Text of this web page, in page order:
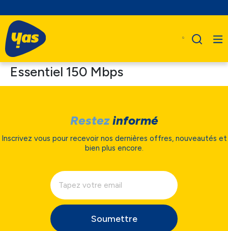
Essentiel 150 Mbps
Restezinformé
Inscrivez vous pour recevoir nos dernières offres, nouveautés et
bien plus encore.
Soumettre